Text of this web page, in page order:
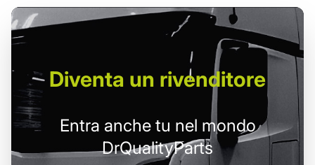
Diventa un rivenditore
Entra anche tu nel mondo
DrQualityParts